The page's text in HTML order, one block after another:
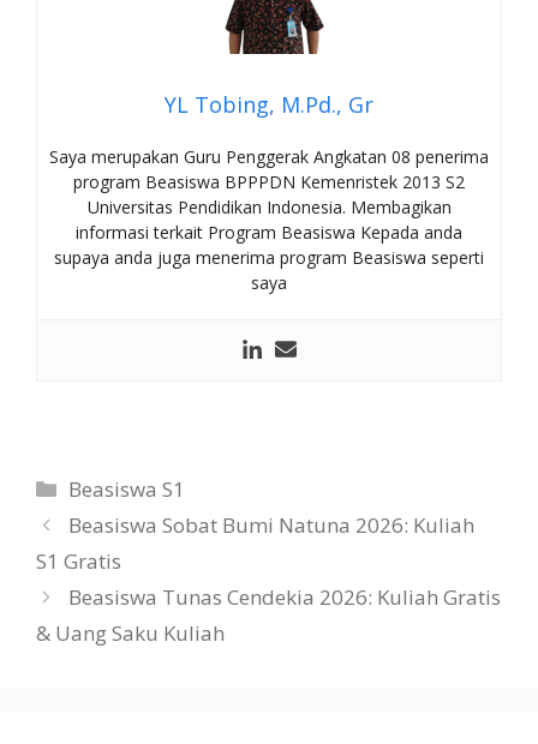
YL Tobing, M.Pd., Gr
Saya merupakan Guru Penggerak Angkatan 08 penerima
program Beasiswa BPPPDN Kemenristek 2013 S2
Universitas Pendidikan Indonesia. Membagikan
informasi terkait Program Beasiswa Kepada anda
supaya anda juga menerima program Beasiswa seperti
saya
Kategori
Beasiswa S1
Beasiswa Sobat Bumi Natuna 2026: Kuliah
S1 Gratis
Beasiswa Tunas Cendekia 2026: Kuliah Gratis
& Uang Saku Kuliah